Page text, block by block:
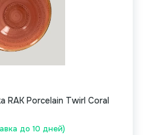
до 10 дней)
RAK Porcelain Twirl Coral